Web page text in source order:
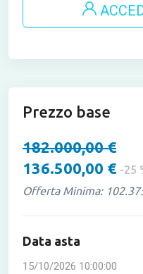
Prezzo base
182.000,00 €
136.500,00 € -25
Offerta Minima:
Data asta
15/10/2026 10:00:00